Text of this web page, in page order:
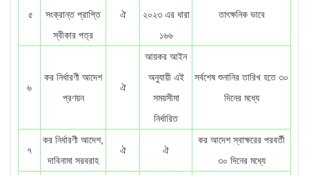
৫
সংক্রান্ত প্রাপ্তি
স্বীকার পত্র
ঐ
২০২৩ এর ধারা
১৬৬
তাৎক্ষনিক ভাবে
৬
কর নির্ধারণী আদেশ
প্রণয়ন
ঐ
আয়কর আইন
অনুযায়ী এই
সময়সীমা
নির্ধারিত
সর্বশেষ শুনানির তারিখ হতে ৩০
দিনের মধ্যে
৭
কর নির্ধারণী আদেশ,
দাবিনামা সরবরাহ
ঐ ঐ
কর আদেশ স্বাক্ষরের পরবর্তী
৩০ দিনের মধ্যে